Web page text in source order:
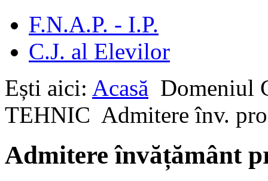
F.N.A.P. - I.P.
C.J. al Elevilor
Ești aici: Acasă Domeniul
TEHNIC Admitere înv.
Admitere învățământ